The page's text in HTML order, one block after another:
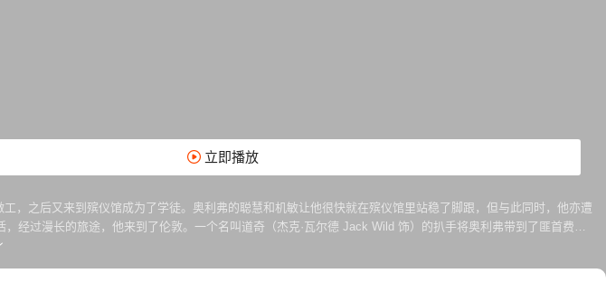
立即播放
，之后又来到殡仪馆成为了学徒。奥利弗的聪慧和机敏让他很快就在殡仪馆里站稳了脚跟，但与此同时，他亦遭
过漫长的旅途，他来到了伦敦。一个名叫道奇（杰克·瓦尔德 Jack Wild 饰）的扒手将奥利弗带到了匪首费金
他被证实是无辜的，当事人布朗罗先生（Joseph O'Conor 饰）对奥利弗感到十分愧疚，于是收留了他，奥利